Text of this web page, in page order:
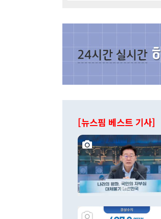
[뉴스핌 베스트 기사]